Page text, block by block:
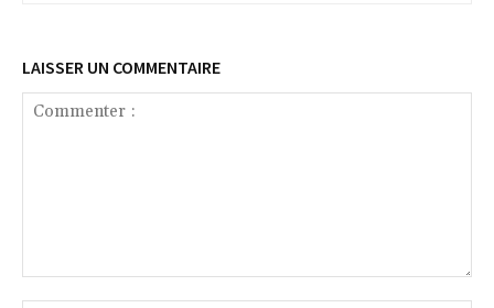
LAISSER UN COMMENTAIRE